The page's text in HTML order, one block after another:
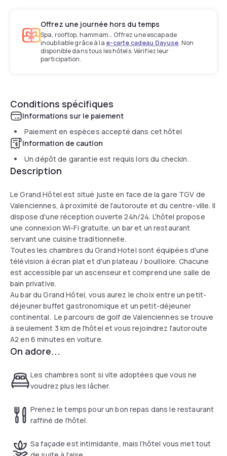
Offrez une journée hors du temps
Spa, rooftop, hammam… Offrez une escapade
inoubliable grâce à la e-carte cadeau Dayuse. Non
disponible dans tous les hôtels. Vérifiez leur
participation.
Conditions spécifiques
Informations sur le paiement
Paiement en espèces accepté dans cet hôtel
Information de caution
Un dépôt de garantie est requis lors du checkin.
Description
Le Grand Hôtel est situé juste en face de la gare TGV de
Valenciennes, à proximité de l'autoroute et du centre-ville. Il
dispose d'une réception ouverte 24h/24. L'hôtel propose
une connexion Wi-Fi gratuite, un bar et un restaurant
servant une cuisine traditionnelle.
Toutes les chambres du Grand Hotel sont équipées d'une
télévision à écran plat et d'un plateau / bouilloire. Chacune
est accessible par un ascenseur et comprend une salle de
bain privative.
Au bar du Grand Hôtel, vous aurez le choix entre un petit-
déjeuner buffet gastronomique et un petit-déjeuner
continental. Le parcours de golf de Valenciennes se trouve
à seulement 3 km de l'hôtel et vous rejoindrez l'autoroute
A2 en 6 minutes en voiture.
On adore...
Les chambres sont si vite adoptées que vous ne
voudrez plus les lâcher.
Prenez le temps pour un bon repas dans le restaurant
raffiné de l’hôtel.
Sa façade est intimidante, mais l’hôtel vous met tout